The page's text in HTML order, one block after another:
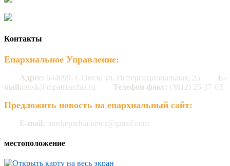
Контакты
Епархиальное Управление:
Адрес: 644099, г. Омск, ул. Интернациональная, 25
E-
mail:omsk@mpatriarchia.ru Телефон-факс: (3812) 25-37-03
Предложить новость на епархиальный сайт:
E-mail: omskeparhia.news@gmail.com
местоположение